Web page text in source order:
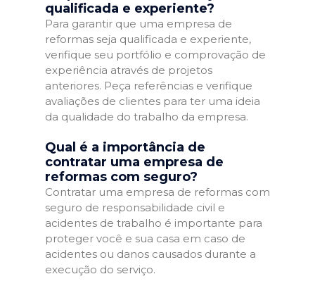
qualificada e experiente?
Para garantir que uma empresa de
reformas seja qualificada e experiente,
verifique seu portfólio e comprovação de
experiência através de projetos
anteriores. Peça referências e verifique
avaliações de clientes para ter uma ideia
da qualidade do trabalho da empresa.
Qual é a importância de
contratar uma empresa de
reformas com seguro?
Contratar uma empresa de reformas com
seguro de responsabilidade civil e
acidentes de trabalho é importante para
proteger você e sua casa em caso de
acidentes ou danos causados durante a
execução do serviço.